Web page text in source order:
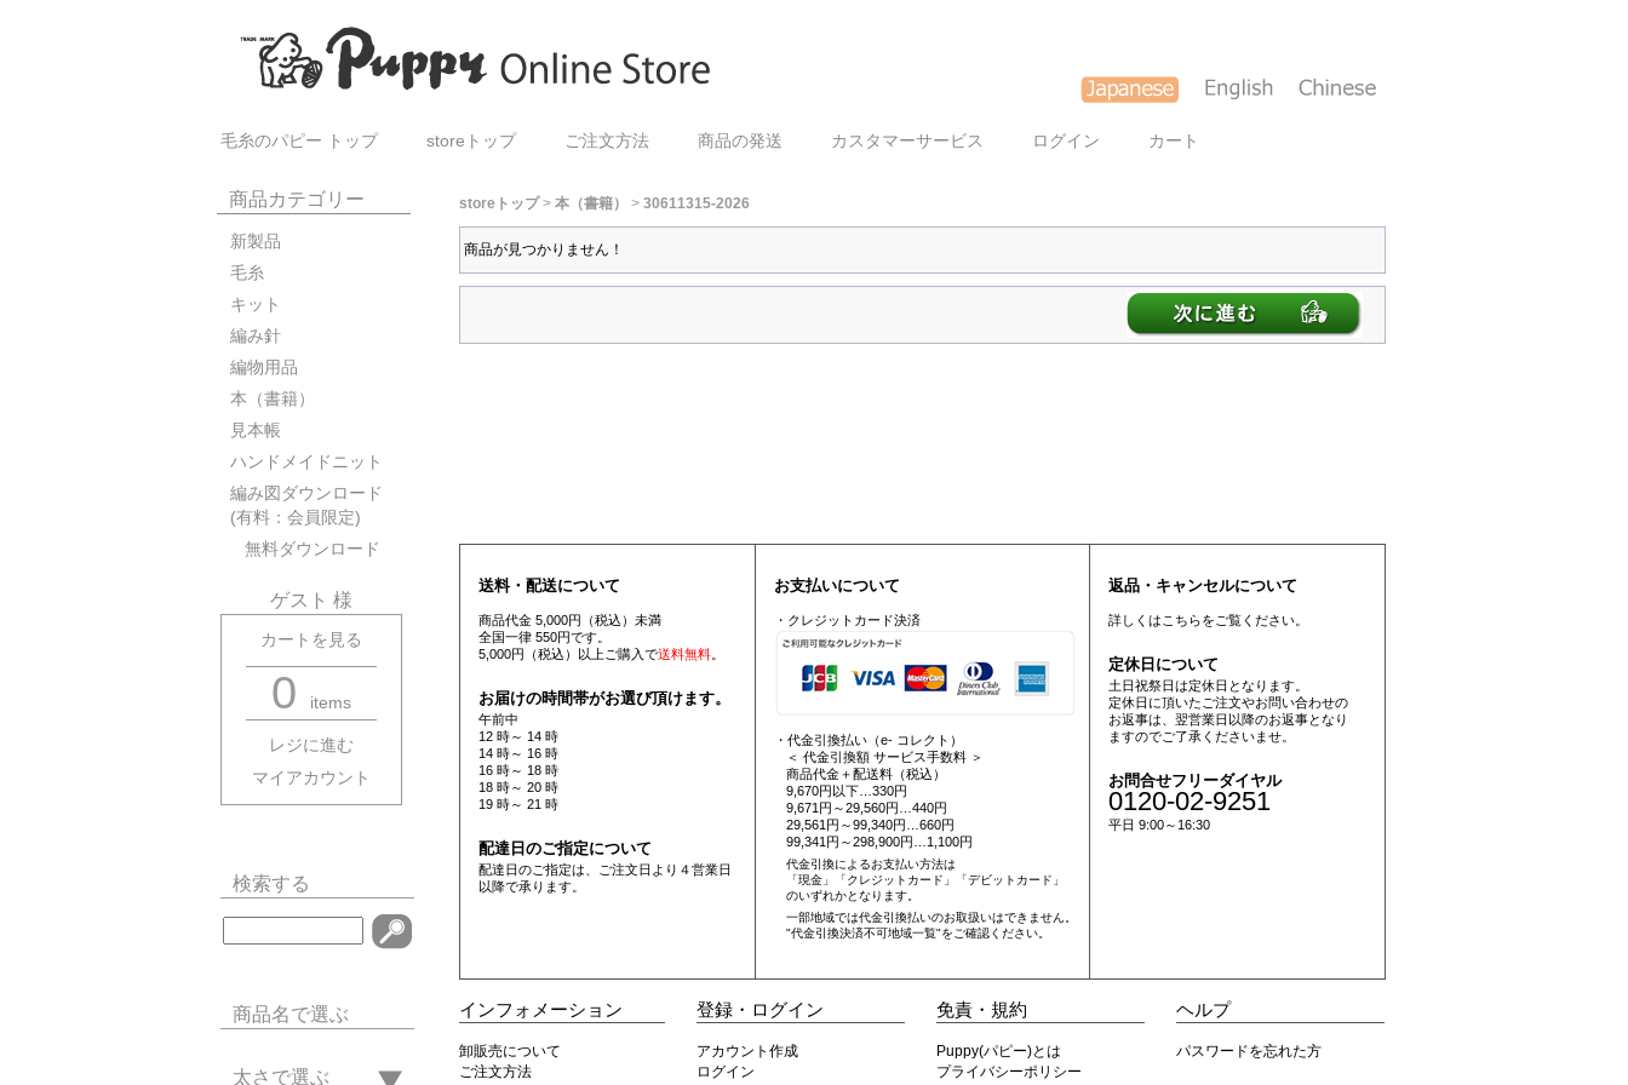
毛糸のパピー トップ storeトップ ご注文方法 商品の発送 カスタマーサービス ログイン カート
商品カテゴリー
新製品
毛糸
キット
編み針
編物用品
本（書籍）
見本帳
ハンドメイドニット
編み図ダウンロード
(有料：会員限定)
無料ダウンロード
ゲスト 様
カートを見る
0 items
レジに進む
マイアカウント
検索する
商品名で選ぶ
太さで選ぶ
storeトップ> 本（書籍） > 30611315-2026
商品が見つかりません！
送料・配送について
商品代金 5,000円（税込）未満
全国一律 550円です。
5,000円（税込）以上ご購入で送料無料。
お届けの時間帯がお選び頂けます。
午前中
12 時～ 14 時
14 時～ 16 時
16 時～ 18 時
18 時～ 20 時
19 時～ 21 時
配達日のご指定について
配達日のご指定は、ご注文日より４営業日
以降で承ります。
お支払いについて
・クレジットカード決済
・代金引換払い（e- コレクト）
＜ 代金引換額 サービス手数料 ＞
商品代金＋配送料（税込）
9,670円以下…330円
9,671円～29,560円…440円
29,561円～99,340円…660円
99,341円～298,900円…1,100円
代金引換によるお支払い方法は
「現金」「クレジットカード」「デビットカード」
のいずれかとなります。
一部地域では代金引換払いのお取扱いはできません。
"代金引換決済不可地域一覧"をご確認ください。
返品・キャンセルについて
詳しくは こちらをご覧ください。
定休日について
土日祝祭日は定休日となります。
定休日に頂いたご注文やお問い合わせの
お返事は、翌営業日以降のお返事となり
ますのでご了承くださいませ。
お問合せフリーダイヤル
0120-02-9251
平日 9:00～16:30
インフォメーション
卸販売について
ご注文方法
登録・ログイン
アカウント作成
ログイン
免責・規約
Puppy(パピー)とは
プライバシーポリシー
ヘルプ
パスワードを忘れた方